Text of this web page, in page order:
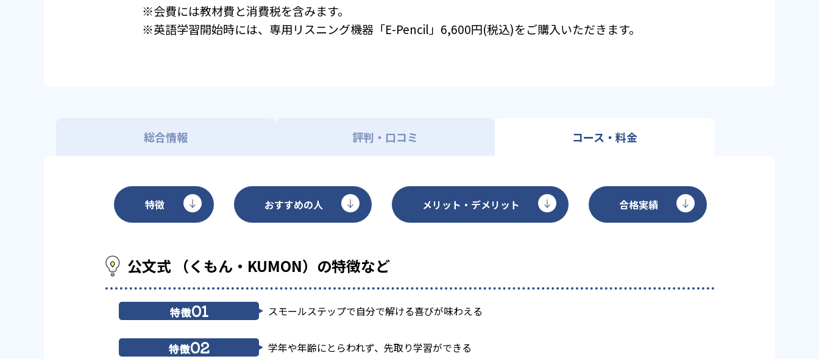
※会費には教材費と消費税を含みます。
※英語学習開始時には、専用リスニング機器「E-Pencil」6,600円(税込)をご購入いただきます。
総合情報 評判・口コミ コース・料金
特徴 おすすめの人 メリット・デメリット 合格実績
公文式 （くもん・KUMON）の特徴など
特徴01 スモールステップで自分で解ける喜びが味わえる
特徴02 学年や年齢にとらわれず、先取り学習ができる